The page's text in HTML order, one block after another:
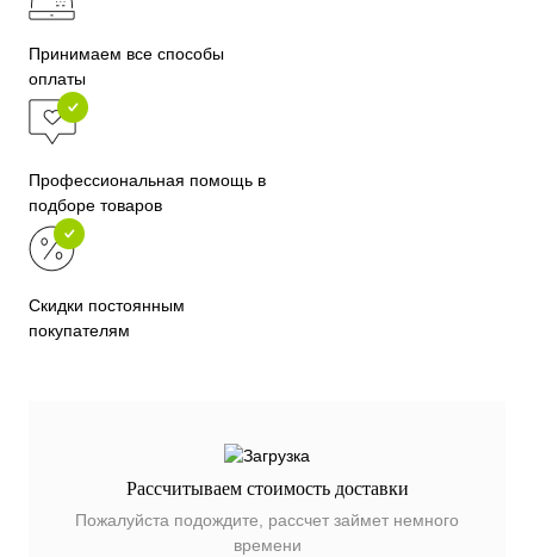
Принимаем все способы
оплаты
Профессиональная помощь в
подборе товаров
Скидки постоянным
покупателям
Рассчитываем стоимость доставки
Пожалуйста подождите, рассчет займет немного
времени